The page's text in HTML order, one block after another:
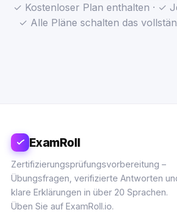
✓ Kostenloser Plan enthalten · ✓
✓ Alle Pläne schalten das
ExamRoll
Zertifizierungsprüfungsvorbereitung –
Übungsfragen, verifizierte Antworten
klare Erklärungen in über 20 Sprachen.
Üben Sie auf ExamRoll.io.